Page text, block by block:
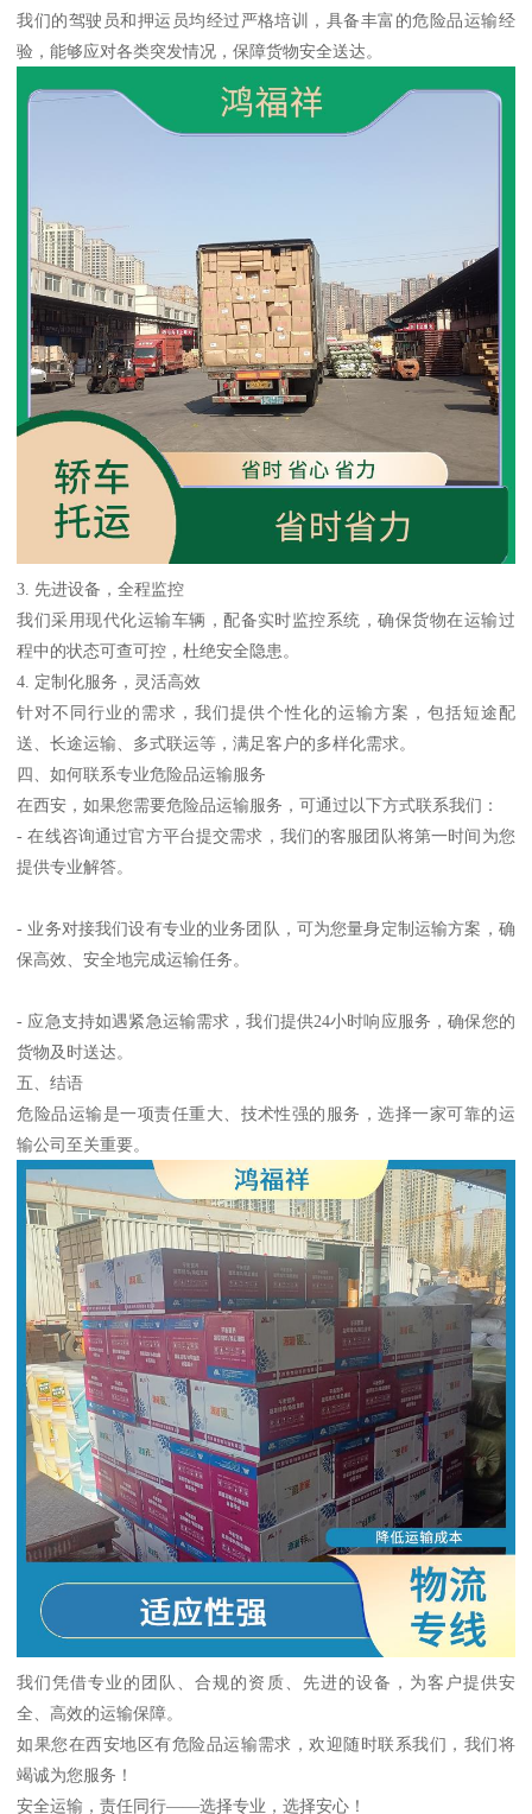
我们的驾驶员和押运员均经过严格培训，具备丰富的危险品运输经
验，能够应对各类突发情况，保障货物安全送达。
3. 先进设备，全程监控
我们采用现代化运输车辆，配备实时监控系统，确保货物在运输过
程中的状态可查可控，杜绝安全隐患。
4. 定制化服务，灵活高效
针对不同行业的需求，我们提供个性化的运输方案，包括短途配
送、长途运输、多式联运等，满足客户的多样化需求。
四、如何联系专业危险品运输服务
在西安，如果您需要危险品运输服务，可通过以下方式联系我们：
- 在线咨询通过官方平台提交需求，我们的客服团队将第一时间为您
提供专业解答。
- 业务对接我们设有专业的业务团队，可为您量身定制运输方案，确
保高效、安全地完成运输任务。
- 应急支持如遇紧急运输需求，我们提供24小时响应服务，确保您的
货物及时送达。
五、结语
危险品运输是一项责任重大、技术性强的服务，选择一家可靠的运
输公司至关重要。
我们凭借专业的团队、合规的资质、先进的设备，为客户提供安
全、高效的运输保障。
如果您在西安地区有危险品运输需求，欢迎随时联系我们，我们将
竭诚为您服务！
安全运输，责任同行——选择专业，选择安心！